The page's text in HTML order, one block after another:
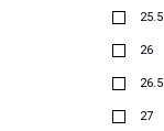
25.5
26
26.5
27